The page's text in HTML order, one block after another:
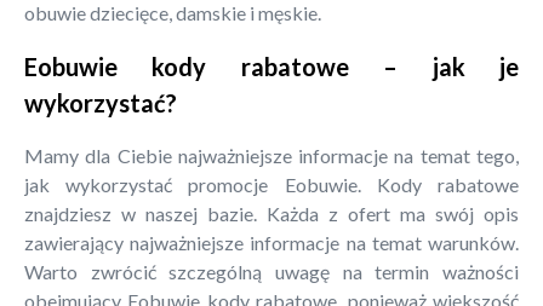
obuwie dziecięce, damskie i męskie.
Eobuwie kody rabatowe – jak je
wykorzystać?
Mamy dla Ciebie najważniejsze informacje na temat tego,
jak wykorzystać promocje Eobuwie. Kody rabatowe
znajdziesz w naszej bazie. Każda z ofert ma swój opis
zawierający najważniejsze informacje na temat warunków.
Warto zwrócić szczególną uwagę na termin ważności
obejmujący Eobuwie kody rabatowe, ponieważ większość